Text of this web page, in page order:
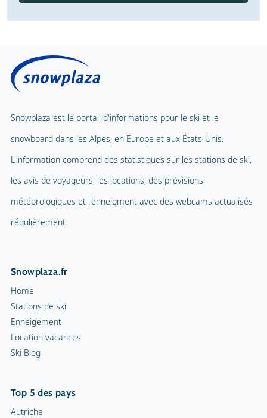
Snowplaza est le portail d'informations pour le ski et le
snowboard dans les Alpes, en Europe et aux États-Unis.
L'information comprend des statistiques sur les stations de ski,
les avis de voyageurs, les locations, des prévisions
météorologiques et l'enneigment avec des webcams actualisés
régulièrement.
Snowplaza.fr
Home
Stations de ski
Enneigement
Location vacances
Ski Blog
Top 5 des pays
Autriche